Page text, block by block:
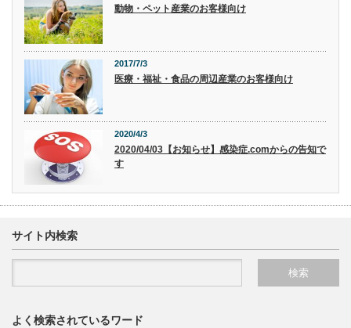
動物・ペット産業のお客様向け
2017/7/3
医療・福祉・食品の周辺産業のお客様向け
2020/4/3
2020/04/03【お知らせ】感染症.comからの告知で
す
サイト内検索
よく検索されているワード